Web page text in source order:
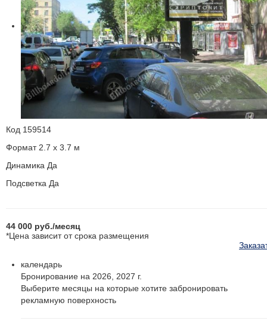
Код 159514
Формат 2.7 x 3.7 м
Динамика Да
Подсветка Да
44 000 руб./месяц
*Цена зависит от срока размещения
календарь
Бронирование на 2026, 2027 г.
Выберите месяцы на которые хотите забронировать
рекламную поверхность